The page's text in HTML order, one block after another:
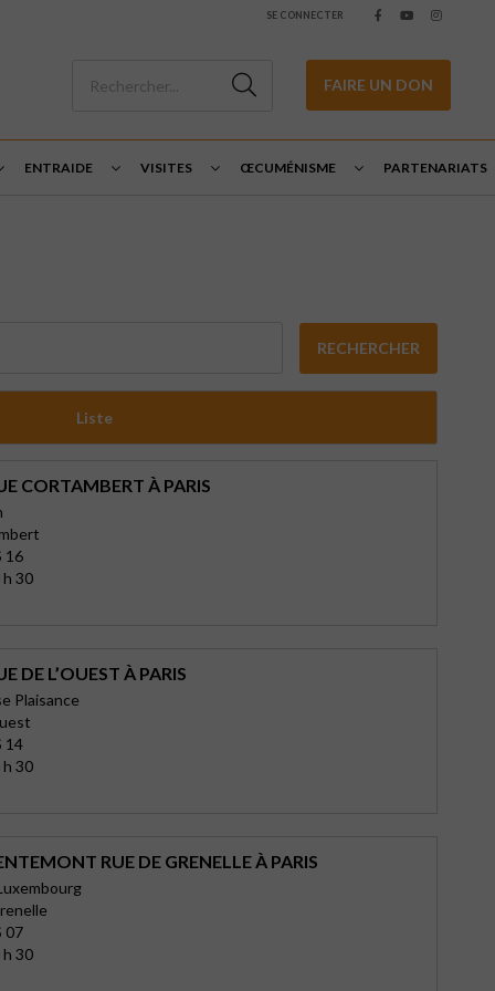
SE CONNECTER
FAIRE UN DON
ENTRAIDE VISITES ŒCUMÉNISME PARTENARIATS
RECHERCHER
Liste
CORTAMBERT À PARIS
16
h 30
DE L’OUEST À PARIS
Plaisance
14
h 30
RUE DE GRENELLE À PARIS
07
h 30